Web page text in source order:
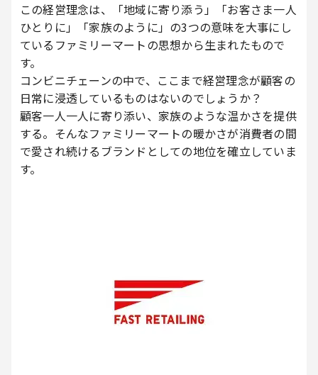
この経営理念は、「地域に寄り添う」「お客さま一人
ひとりに」「家族のように」の3つの意味を大事にし
ているファミリーマートの思想から生まれたもので
す。
コンビニチェーンの中で、ここまで経営理念が顧客の
日常に浸透しているものはないのでしょうか？
顧客一人一人に寄り添い、家族のような温かさを提供
する。そんなファミリーマートの暖かさが消費者の間
で愛され続けるブランドとしての地位を確立していま
す。